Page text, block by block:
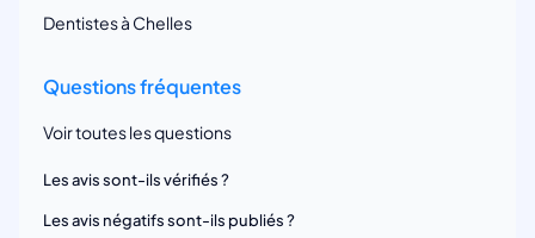
Dentistes à Chelles
Questions fréquentes
Voir toutes les questions
Les avis sont-ils vérifiés ?
Les avis négatifs sont-ils publiés ?